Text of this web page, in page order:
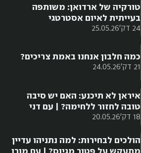
24 דק' 25.05.26
טורקיה של ארדואן: משותפה
בעייתית לאיום אסטרטגי
21 דק' 24.05.26
כמה חלבון אנחנו באמת צריכים?
18 דק' 20.05.26
איראן לא תיכנע: האם יש סיבה
טובה לחזור ללחימה? | עם דני
סיטרינוביץ
הולכים לבחירות: למה נתניהו עדיין
מתעקש על פטור מגיוס? | עם מורן